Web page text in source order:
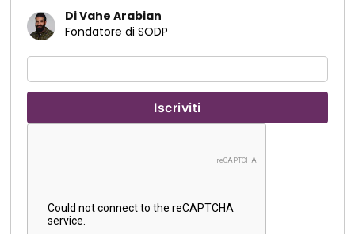
Di Vahe Arabian
Fondatore di SODP